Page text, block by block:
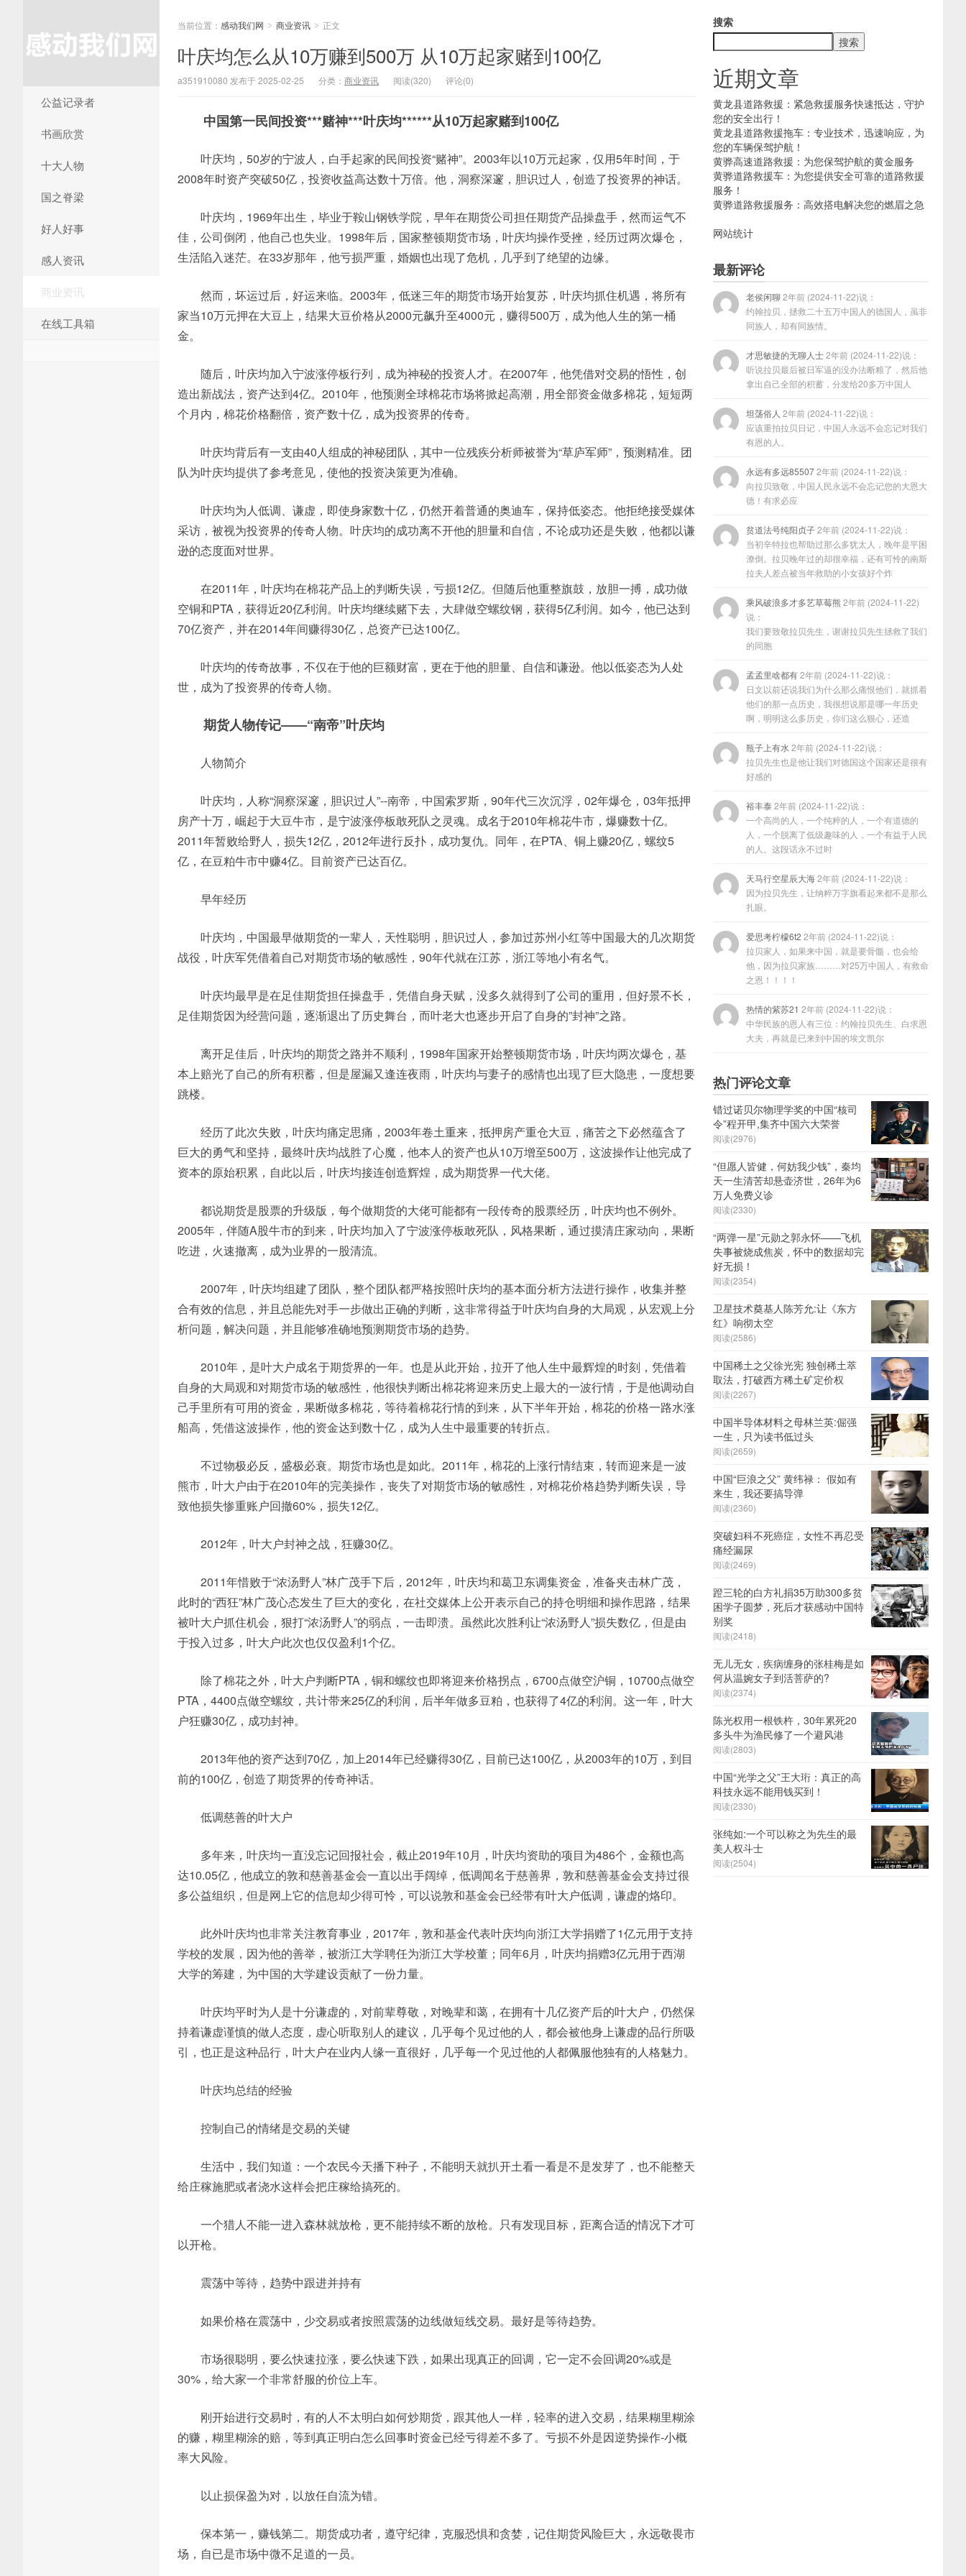
公益记录者
书画欣赏
十大人物
国之脊梁
好人好事
感人资讯
商业资讯
在线工具箱
当前位置： 感动我们网 > 商业资讯 > 正文
叶庆均怎么从10万赚到500万 从10万起家赌到100亿
a351910080 发布于 2025-02-25 分类： 商业资讯 阅读(320) 评论(0)
中国第一民间投资***赌神***叶庆均******从10万起家赌到100亿
叶庆均，50岁的宁波人，白手起家的民间投资“赌神”。2003年以10万元起家，仅用5年时间，于
2008年时资产突破50亿，投资收益高达数十万倍。他，洞察深邃，胆识过人，创造了投资界的神话。
叶庆均，1969年出生，毕业于鞍山钢铁学院，早年在期货公司担任期货产品操盘手，然而运气不
佳，公司倒闭，他自己也失业。1998年后，国家整顿期货市场，叶庆均操作受挫，经历过两次爆仓，
生活陷入迷茫。在33岁那年，他亏损严重，婚姻也出现了危机，几乎到了绝望的边缘。
然而，坏运过后，好运来临。2003年，低迷三年的期货市场开始复苏，叶庆均抓住机遇，将所有
家当10万元押在大豆上，结果大豆价格从2000元飙升至4000元，赚得500万，成为他人生的第一桶
金。
随后，叶庆均加入宁波涨停板行列，成为神秘的投资人才。在2007年，他凭借对交易的悟性，创
造出新战法，资产达到4亿。2010年，他预测全球棉花市场将掀起高潮，用全部资金做多棉花，短短两
个月内，棉花价格翻倍，资产数十亿，成为投资界的传奇。
叶庆均背后有一支由40人组成的神秘团队，其中一位残疾分析师被誉为“草庐军师”，预测精准。团
队为叶庆均提供了参考意见，使他的投资决策更为准确。
叶庆均为人低调、谦虚，即使身家数十亿，仍然开着普通的奥迪车，保持低姿态。他拒绝接受媒体
采访，被视为投资界的传奇人物。叶庆均的成功离不开他的胆量和自信，不论成功还是失败，他都以谦
逊的态度面对世界。
在2011年，叶庆均在棉花产品上的判断失误，亏损12亿。但随后他重整旗鼓，放胆一搏，成功做
空铜和PTA，获得近20亿利润。叶庆均继续赌下去，大肆做空螺纹钢，获得5亿利润。如今，他已达到
70亿资产，并在2014年间赚得30亿，总资产已达100亿。
叶庆均的传奇故事，不仅在于他的巨额财富，更在于他的胆量、自信和谦逊。他以低姿态为人处
世，成为了投资界的传奇人物。
期货人物传记——“南帝”叶庆均
人物简介
叶庆均，人称“洞察深邃，胆识过人”--南帝，中国索罗斯，90年代三次沉浮，02年爆仓，03年抵押
房产十万，崛起于大豆牛市，是宁波涨停板敢死队之灵魂。成名于2010年棉花牛市，爆赚数十亿。
2011年暂败给野人，损失12亿，2012年进行反扑，成功复仇。同年，在PTA、铜上赚20亿，螺纹5
亿，在豆粕牛市中赚4亿。目前资产已达百亿。
早年经历
叶庆均，中国最早做期货的一辈人，天性聪明，胆识过人，参加过苏州小红等中国最大的几次期货
战役，叶庆军凭借着自己对期货市场的敏感性，90年代就在江苏，浙江等地小有名气。
叶庆均最早是在足佳期货担任操盘手，凭借自身天赋，没多久就得到了公司的重用，但好景不长，
足佳期货因为经营问题，逐渐退出了历史舞台，而叶老大也逐步开启了自身的”封神”之路。
离开足佳后，叶庆均的期货之路并不顺利，1998年国家开始整顿期货市场，叶庆均两次爆仓，基
本上赔光了自己的所有积蓄，但是屋漏又逢连夜雨，叶庆均与妻子的感情也出现了巨大隐患，一度想要
跳楼。
经历了此次失败，叶庆均痛定思痛，2003年卷土重来，抵押房产重仓大豆，痛苦之下必然蕴含了
巨大的勇气和坚持，最终叶庆均战胜了心魔，他本人的资产也从10万增至500万，这波操作让他完成了
资本的原始积累，自此以后，叶庆均接连创造辉煌，成为期货界一代大佬。
都说期货是股票的升级版，每个做期货的大佬可能都有一段传奇的股票经历，叶庆均也不例外。
2005年，伴随A股牛市的到来，叶庆均加入了宁波涨停板敢死队，风格果断，通过摸清庄家动向，果断
吃进，火速撤离，成为业界的一股清流。
2007年，叶庆均组建了团队，整个团队都严格按照叶庆均的基本面分析方法进行操作，收集并整
合有效的信息，并且总能先对手一步做出正确的判断，这非常得益于叶庆均自身的大局观，从宏观上分
析问题，解决问题，并且能够准确地预测期货市场的趋势。
2010年，是叶大户成名于期货界的一年。也是从此开始，拉开了他人生中最辉煌的时刻，凭借着
自身的大局观和对期货市场的敏感性，他很快判断出棉花将迎来历史上最大的一波行情，于是他调动自
己手里所有可用的资金，果断做多棉花，等待着棉花行情的到来，从下半年开始，棉花的价格一路水涨
船高，凭借这波操作，他的资金达到数十亿，成为人生中最重要的转折点。
不过物极必反，盛极必衰。期货市场也是如此。2011年，棉花的上涨行情结束，转而迎来是一波
熊市，叶大户由于在2010年的完美操作，丧失了对期货市场的敏感性，对棉花价格趋势判断失误，导
致他损失惨重账户回撤60%，损失12亿。
2012年，叶大户封神之战，狂赚30亿。
2011年惜败于“浓汤野人”林广茂手下后，2012年，叶庆均和葛卫东调集资金，准备夹击林广茂，
此时的“西狂”林广茂心态发生了巨大的变化，在社交媒体上公开表示自己的持仓明细和操作思路，结果
被叶大户抓住机会，狠打“浓汤野人”的弱点，一击即溃。虽然此次胜利让“浓汤野人”损失数亿，但是由
于投入过多，叶大户此次也仅仅盈利1个亿。
除了棉花之外，叶大户判断PTA，铜和螺纹也即将迎来价格拐点，6700点做空沪铜，10700点做空
PTA，4400点做空螺纹，共计带来25亿的利润，后半年做多豆粕，也获得了4亿的利润。这一年，叶大
户狂赚30亿，成功封神。
2013年他的资产达到70亿，加上2014年已经赚得30亿，目前已达100亿，从2003年的10万，到目
前的100亿，创造了期货界的传奇神话。
低调慈善的叶大户
多年来，叶庆均一直没忘记回报社会，截止2019年10月，叶庆均资助的项目为486个，金额也高
达10.05亿，他成立的敦和慈善基金会一直以出手阔绰，低调闻名于慈善界，敦和慈善基金会支持过很
多公益组织，但是网上它的信息却少得可怜，可以说敦和基金会已经带有叶大户低调，谦虚的烙印。
此外叶庆均也非常关注教育事业，2017年，敦和基金代表叶庆均向浙江大学捐赠了1亿元用于支持
学校的发展，因为他的善举，被浙江大学聘任为浙江大学校董；同年6月，叶庆均捐赠3亿元用于西湖
大学的筹建，为中国的大学建设贡献了一份力量。
叶庆均平时为人是十分谦虚的，对前辈尊敬，对晚辈和蔼，在拥有十几亿资产后的叶大户，仍然保
持着谦虚谨慎的做人态度，虚心听取别人的建议，几乎每个见过他的人，都会被他身上谦虚的品行所吸
引，也正是这种品行，叶大户在业内人缘一直很好，几乎每一个见过他的人都佩服他独有的人格魅力。
叶庆均总结的经验
控制自己的情绪是交易的关键
生活中，我们知道：一个农民今天播下种子，不能明天就扒开土看一看是不是发芽了，也不能整天
给庄稼施肥或者浇水这样会把庄稼给搞死的。
一个猎人不能一进入森林就放枪，更不能持续不断的放枪。只有发现目标，距离合适的情况下才可
以开枪。
震荡中等待，趋势中跟进并持有
如果价格在震荡中，少交易或者按照震荡的边线做短线交易。最好是等待趋势。
市场很聪明，要么快速拉涨，要么快速下跌，如果出现真正的回调，它一定不会回调20%或是
30%，给大家一个非常舒服的价位上车。
刚开始进行交易时，有的人不太明白如何炒期货，跟其他人一样，轻率的进入交易，结果糊里糊涂
的赚，糊里糊涂的赔，等到真正明白怎么回事时资金已经亏得差不多了。亏损不外是因逆势操作-小概
率大风险。
以止损保盈为对，以放任自流为错。
保本第一，赚钱第二。期货成功者，遵守纪律，克服恐惧和贪婪，记住期货风险巨大，永远敬畏市
场，自已是市场中微不足道的一员。
搜索
搜索
近期文章
黄龙县道路救援：紧急救援服务快速抵达，守护
您的安全出行！
黄龙县道路救援拖车：专业技术，迅速响应，为
您的车辆保驾护航！
黄骅高速道路救援：为您保驾护航的黄金服务
黄骅道路救援车：为您提供安全可靠的道路救援
服务！
黄骅道路救援服务：高效搭电解决您的燃眉之急
网站统计
最新评论
老侯闲聊2年前 (2024-11-22)说：
约翰拉贝，拯救二十五万中国人的德国人，虽非
同族人，却有同族情。
才思敏捷的无聊人士2年前 (2024-11-22)说：
听说拉贝最后被日军逼的没办法断粮了，然后他
拿出自己全部的积蓄，分发给20多万中国人
坦荡俗人 2年前 (2024-11-22)说：
应该重拍拉贝日记，中国人永远不会忘记对我们
有恩的人。
永远有多远855072年前 (2024-11-22)说：
向拉贝致敬，中国人民永远不会忘记您的大恩大
德！有求必应
贫道法号纯阳贞子2年前 (2024-11-22)说：
当初辛特拉也帮助过那么多犹太人，晚年是平困
潦倒。拉贝晚年过的却很幸福，还有可怜的南斯
拉夫人差点被当年救助的小女孩好个炸
乘风破浪多才多艺草莓熊 2年前 (2024-11-22)
说：
我们要致敬拉贝先生，谢谢拉贝先生拯救了我们
的同胞
孟孟里啥都有2年前 (2024-11-22)说：
日文以前还说我们为什么那么痛恨他们，就抓着
他们的那一点历史，我很想说那是哪一年历史
啊，明明这么多历史，你们这么狠心，还造
瓶子上有水 2年前 (2024-11-22)说：
拉贝先生也是他让我们对德国这个国家还是很有
好感的
裕丰泰2年前 (2024-11-22)说：
一个高尚的人，一个纯粹的人，一个有道德的
人，一个脱离了低级趣味的人，一个有益于人民
的人。这段话永不过时
天马行空星辰大海2年前 (2024-11-22)说：
因为拉贝先生，让纳粹万字旗看起来都不是那么
扎眼。
爱思考柠檬6t2 2年前 (2024-11-22)说：
拉贝家人，如果来中国，就是要骨髓，也会给
他，因为拉贝家族………对25万中国人，有救命
之恩！！！！
热情的紫苏21 2年前 (2024-11-22)说：
中华民族的恩人有三位：约翰拉贝先生、白求恩
大夫，再就是已来到中国的埃文凯尔
热门评论文章
错过诺贝尔物理学奖的中国“核司
令”程开甲,集齐中国六大荣誉
阅读(2976)
“但愿人皆健，何妨我少钱”，秦均
天一生清苦却悬壶济世，26年为6
万人免费义诊
阅读(2330)
“两弹一星”元勋之郭永怀——飞机
失事被烧成焦炭，怀中的数据却完
好无损！
阅读(2354)
卫星技术奠基人陈芳允:让《东方
红》响彻太空
阅读(2586)
中国稀土之父徐光宪 独创稀土萃
取法，打破西方稀土矿定价权
阅读(2267)
中国半导体材料之母林兰英:倔强
一生，只为读书低过头
阅读(2659)
中国“巨浪之父” 黄纬禄： 假如有
来生，我还要搞导弹
阅读(2360)
突破妇科不死癌症，女性不再忍受
痛经漏尿
阅读(2469)
蹬三轮的白方礼捐35万助300多贫
困学子圆梦，死后才获感动中国特
别奖
阅读(2418)
无儿无女，疾病缠身的张桂梅是如
何从温婉女子到活菩萨的?
阅读(2374)
陈光权用一根铁杵，30年累死20
多头牛为渔民修了一个避风港
阅读(2803)
中国“光学之父”王大珩：真正的高
科技永远不能用钱买到！
阅读(2330)
张纯如:一个可以称之为先生的最
美人权斗士
阅读(2504)